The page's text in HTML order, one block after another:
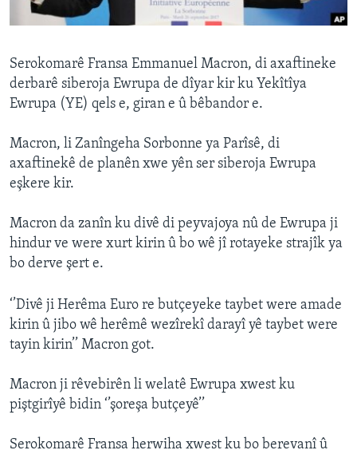
ÇAND Û HUNER
SORANÎ
Learning English
FOLLOW US
Zimanên Din
Serokomarê Fransa Emmanuel Macron, di axaftineke
derbarê siberoja Ewrupa de dîyar kir ku Yekîtîya
Ewrupa (YE) qels e, giran e û bêbandor e.
Macron, li Zanîngeha Sorbonne ya Parîsê, di
axaftinekê de planên xwe yên ser siberoja Ewrupa
eşkere kir.
Macron da zanîn ku divê di peyvajoya nû de Ewrupa ji
hindur ve were xurt kirin û bo wê jî rotayeke strajîk ya
bo derve şert e.
‘’Divê ji Herêma Euro re butçeyeke taybet were amade
kirin û jibo wê herêmê wezîrekî darayî yê taybet were
tayin kirin’’ Macron got.
Macron ji rêvebirên li welatê Ewrupa xwest ku
piştgirîyê bidin ‘’şoreşa butçeyê’’
Serokomarê Fransa herwiha xwest ku bo berevanî û